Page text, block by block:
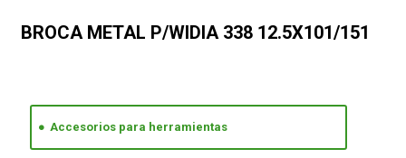
BROCA METAL P/WIDIA 338 12.5X101/151
Accesorios para herramientas
GUÍAS